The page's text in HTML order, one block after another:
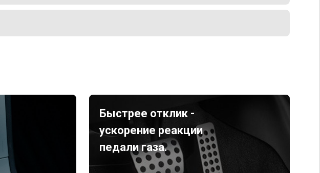
Быстрее отклик -
ускорение реакции
педали газа.